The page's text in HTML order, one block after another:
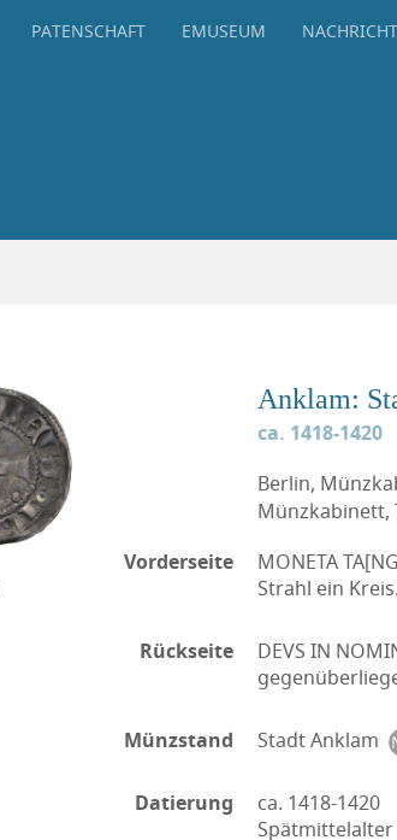
PATENSCHAFT EMUSEUM
Anklam:
ca. 1418-1420
Berlin,
Münzkabinett,
Vorderseite
MONETA
Strahl ein Kreis.
Rückseite
DEVS IN
Münzstand Stadt Anklam
Datierung
ca. 1418-1420
Spätmittelalter